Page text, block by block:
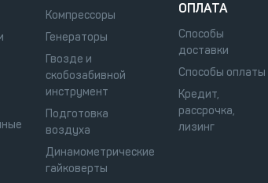
Компрессоры
Генераторы
Гвозде и
скобозабивной
инструмент
Подготовка
воздуха
Динамометрические
гайковерты
ОПЛАТА
Способы
доставки
Способы оплаты
Кредит,
рассрочка,
лизинг